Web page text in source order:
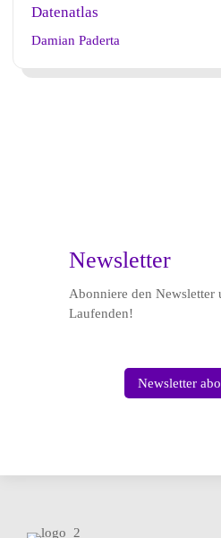
Datenatlas
Damian Paderta
Newsletter
Abonniere den Newsletter
Laufenden!
Newsletter